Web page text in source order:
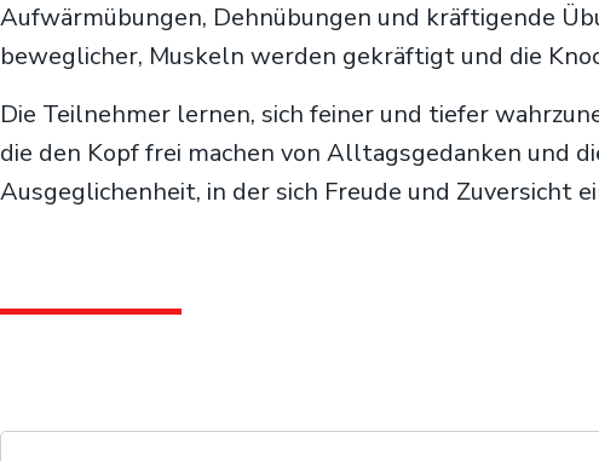
Aufwärmübungen, Dehnübungen und kräftigende
beweglicher, Muskeln werden gekräftigt und die
Die Teilnehmer lernen, sich feiner und tiefer
die den Kopf frei machen von Alltagsgedanken und
Ausgeglichenheit, in der sich Freude und Zuversicht